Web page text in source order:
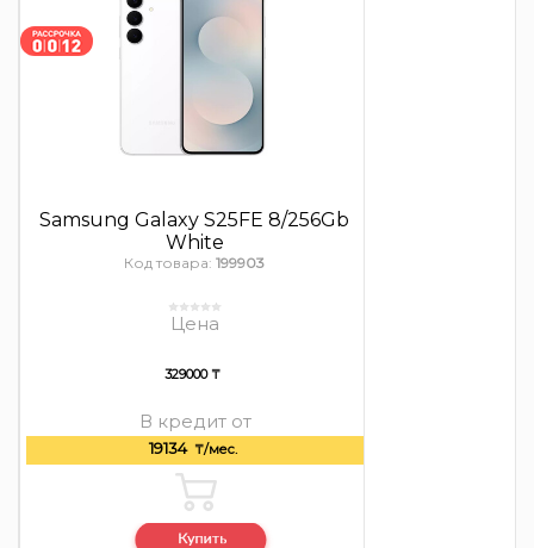
Samsung Galaxy S25FE 8/256Gb
White
Код товара: 199903
Цена
329000 ₸
В кредит от
19134 ₸/мес.